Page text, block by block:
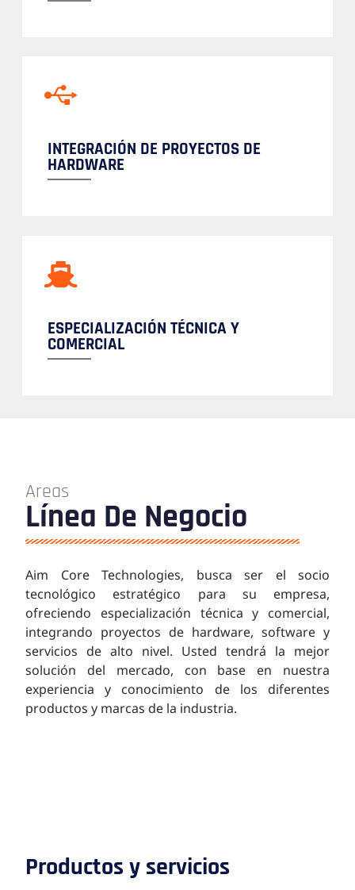
ESPECIALIZACIÓN TÉCNICA Y
COMERCIAL
INTEGRACIÓN DE PROYECTOS DE
HARDWARE
Areas
Línea De Negocio
Aim Core Technologies, busca ser el socio
tecnológico estratégico para su empresa,
ofreciendo especialización técnica y comercial,
integrando proyectos de hardware, software y
servicios de alto nivel. Usted tendrá la mejor
solución del mercado, con base en nuestra
experiencia y conocimiento de los diferentes
productos y marcas de la industria.
Productos y servicios